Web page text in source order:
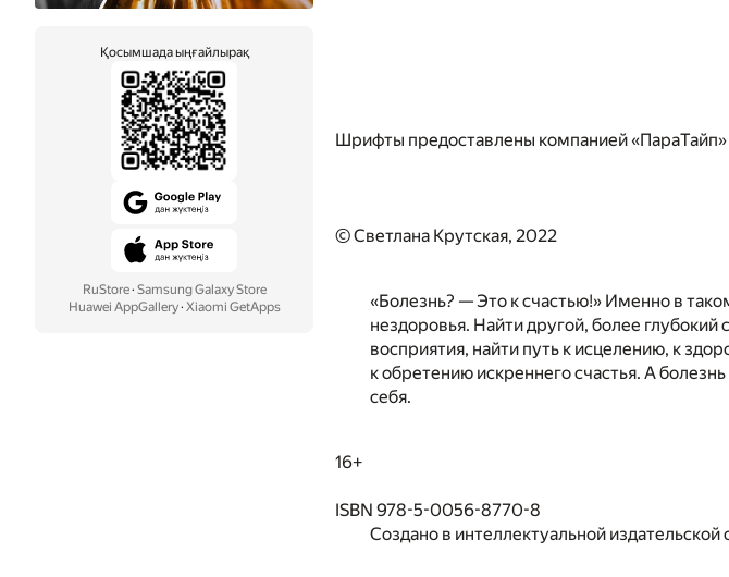
Қосымшада ыңғайлырақ
RuStore· Samsung Galaxy Store
Huawei AppGallery· Xiaomi GetApps
Шрифты предоставлены компанией «ПараТайп»
© Светлана Крутская, 2022
«Болезнь? — Это к счастью!» Именно в
нездоровья. Найти другой, более
восприятия, найти путь к исцелению, к
к обретению искреннего счастья. А
себя.
16+
ISBN 978-5-0056-8770-8
Создано в интеллектуальной издательской